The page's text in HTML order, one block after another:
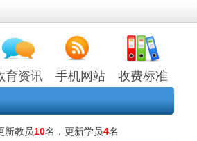
育资讯 手机网站 收费标准
新教员10名，更新学员4名